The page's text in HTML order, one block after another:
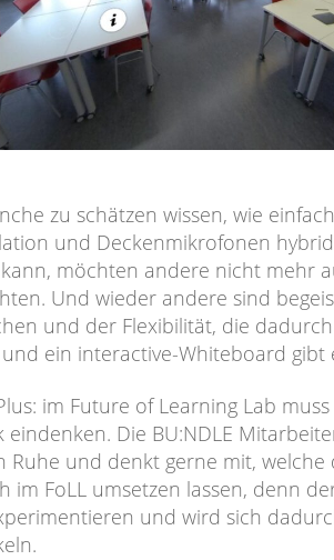
zu schätzen wissen, wie
und Deckenmikrofonen
möchten andere nicht mehr
Und wieder andere sind
und der Flexibilität, die
ein interactive-Whiteboard gibt
im Future of Learning Lab
eindenken. Die BU:NDLE
Ruhe und denkt gerne mit, welche
im FoLL umsetzen lassen, denn
und wird sich